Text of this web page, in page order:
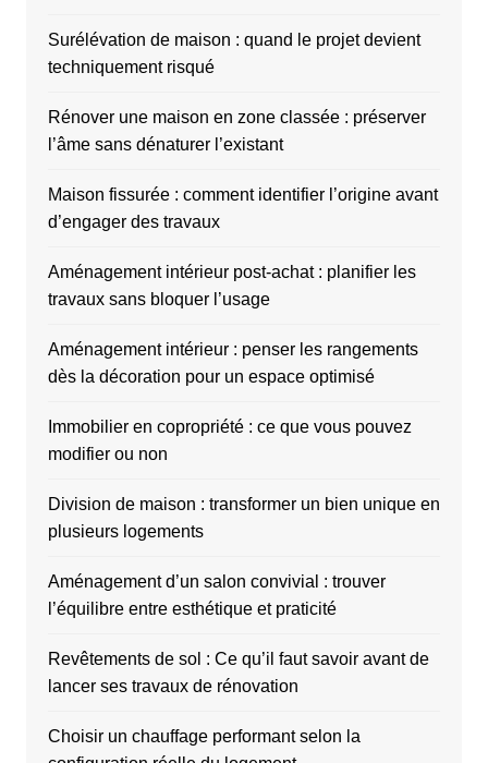
Surélévation de maison : quand le projet devient
techniquement risqué
Rénover une maison en zone classée : préserver
l’âme sans dénaturer l’existant
Maison fissurée : comment identifier l’origine avant
d’engager des travaux
Aménagement intérieur post-achat : planifier les
travaux sans bloquer l’usage
Aménagement intérieur : penser les rangements
dès la décoration pour un espace optimisé
Immobilier en copropriété : ce que vous pouvez
modifier ou non
Division de maison : transformer un bien unique en
plusieurs logements
Aménagement d’un salon convivial : trouver
l’équilibre entre esthétique et praticité
Revêtements de sol : Ce qu’il faut savoir avant de
lancer ses travaux de rénovation
Choisir un chauffage performant selon la